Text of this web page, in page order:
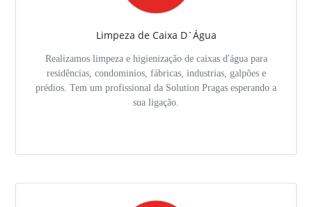
Limpeza de Caixa D`Água
Realizamos limpeza e higienização de caixas d'água para
residências, condominios, fábricas, industrias, galpões e
prédios. Tem um profissional da Solution Pragas esperando a
sua ligação.